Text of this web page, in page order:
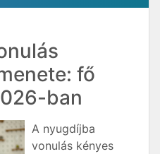
fő
ban
A nyugdíjba
vonulás kényes